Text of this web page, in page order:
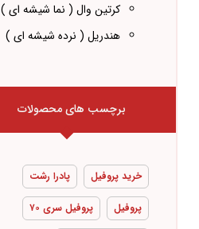
کرتین وال ( نما شیشه ای )
هندریل ( نرده شیشه ای )
برچسب های محصولات
خرید پروفیل پادرا رشت
پروفیل پروفیل سری ۷۰